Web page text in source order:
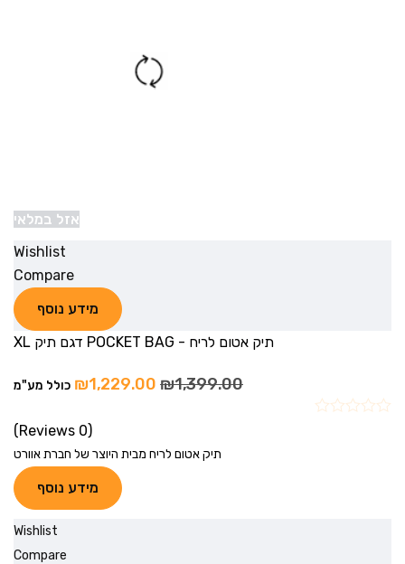
אזל במלאי
Wishlist
Compare
מידע נוסף
תיק אטום לריח - POCKET BAG דגם תיק XL
₪1,399.00
₪1,229.00 כולל מע"מ
(0 Reviews)
תיק אטום לריח מבית היוצר של חברת אוורט
מידע נוסף
Wishlist
Compare